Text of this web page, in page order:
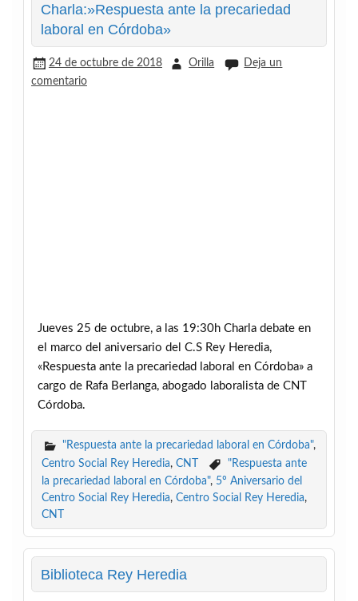
Charla:»Respuesta ante la precariedad
laboral en Córdoba»
24 de octubre de 2018 Orilla
Deja un
comentario
Jueves 25 de octubre, a las 19:30h Charla debate en
el marco del aniversario del C.S Rey Heredia,
«Respuesta ante la precariedad laboral en Córdoba» a
cargo de Rafa Berlanga, abogado laboralista de CNT
Córdoba.
"Respuesta ante la precariedad laboral en Córdoba",
Centro Social Rey Heredia, CNT
"Respuesta ante
la precariedad laboral en Córdoba", 5º Aniversario del
Centro Social Rey Heredia, Centro Social Rey Heredia,
CNT
Biblioteca Rey Heredia